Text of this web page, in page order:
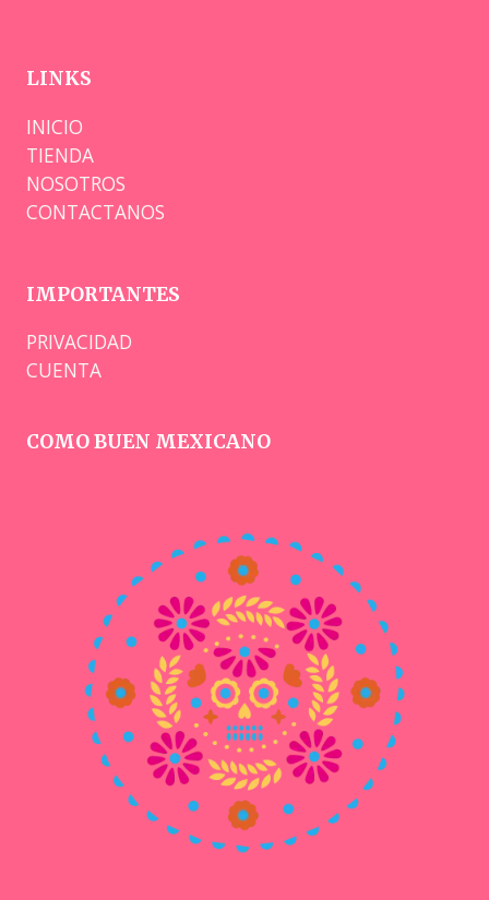
LINKS
INICIO
TIENDA
NOSOTROS
CONTACTANOS
IMPORTANTES
PRIVACIDAD
CUENTA
COMO BUEN MEXICANO